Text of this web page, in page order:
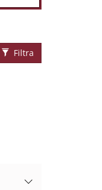
Filtra